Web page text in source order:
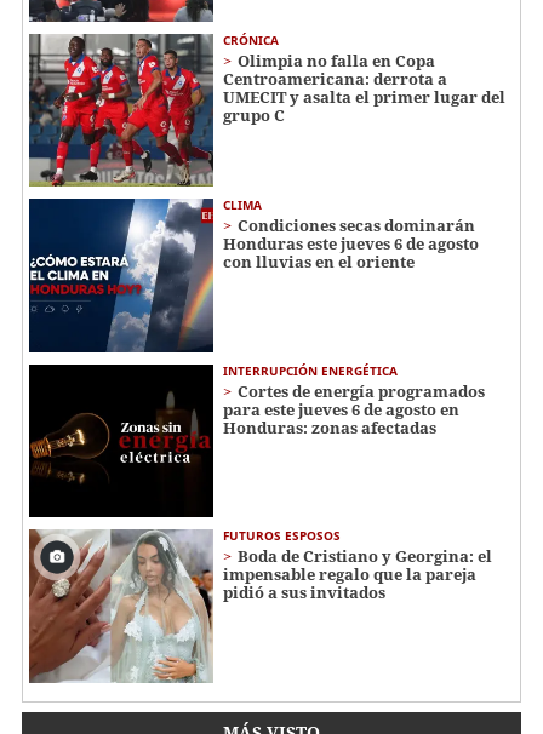
CRÓNICA
Olimpia no falla en Copa
Centroamericana: derrota a
UMECIT y asalta el primer lugar del
grupo C
CLIMA
Condiciones secas dominarán
Honduras este jueves 6 de agosto
con lluvias en el oriente
INTERRUPCIÓN ENERGÉTICA
Cortes de energía programados
para este jueves 6 de agosto en
Honduras: zonas afectadas
FUTUROS ESPOSOS
Boda de Cristiano y Georgina: el
impensable regalo que la pareja
pidió a sus invitados